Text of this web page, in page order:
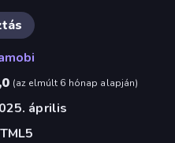
(az elmúlt 6 hónap alapján)
április